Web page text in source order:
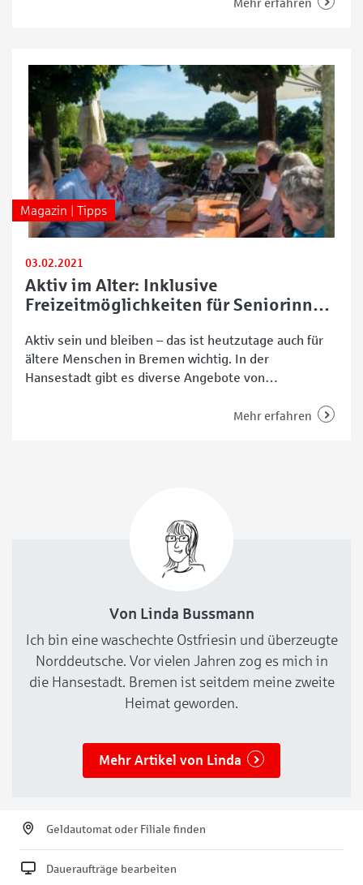
Mehr erfahren
Magazin | Tipps
03.02.2021
Aktiv im Alter: Inklusive
Freizeitmöglichkeiten für Seniorinnen
Aktiv sein und bleiben – das ist heutzutage auch für
ältere Menschen in Bremen wichtig. In der
Hansestadt gibt es diverse Angebote von
sich speziell an Seniorinnen und Senioren,Mehr erfahren
Von Linda Bussmann
Ich bin eine waschechte Ostfriesin und überzeugte
Norddeutsche. Vor vielen Jahren zog es mich in
die Hansestadt. Bremen ist seitdem meine zweite
Heimat geworden.
Mehr Artikel von Linda
Geldautomat oder Filiale finden
Daueraufträge bearbeiten